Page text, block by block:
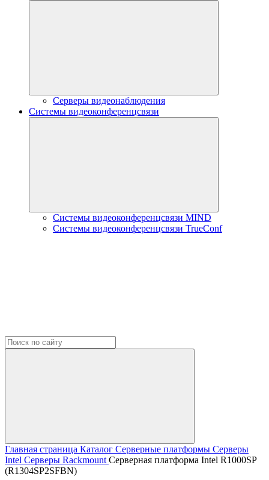
Серверы видеонаблюдения
Системы видеоконференцсвязи
Системы видеоконференцсвязи MIND
Системы видеоконференцсвязи TrueConf
Главная страница Каталог Серверные платформы Серверы
Intel Серверы Rackmount Серверная платформа Intel R1000SP
(R1304SP2SFBN)